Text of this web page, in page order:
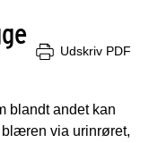
Udskriv PDF
blandt andet kan
blæren via urinrøret,